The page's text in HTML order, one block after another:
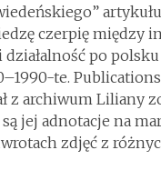
czerpię między
po
te.
z archiwum Liliany
jej adnotacje na
zdjęć z